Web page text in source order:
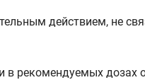
действием, не
в рекомендуемых